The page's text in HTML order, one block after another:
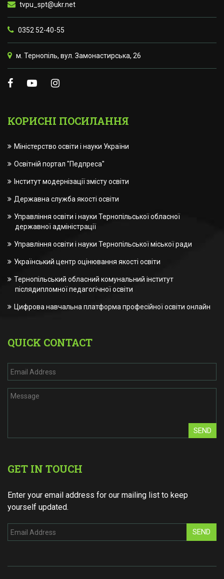
tvpu_spt@ukr.net
0352 52-40-55
м. Тернопіль, вул. Замонастирська, 26
КОРИСНІ ПОСИЛАННЯ
Міністерство освіти і науки України
Освітній портал "Педпреса"
Інститут модернізації змісту освіти
Державна служба якості освіти
Управління освіти і науки Тернопільської обласної
державної адміністрації
Управління освіти і науки Тернопільської міської ради
Український центр оцінювання якості освіти
Тернопільський обласний комунальний інститут
післядипломної педагогічної освіти
Цифрова навчальна платформа професійної освіти онлайн
QUICK CONTACT
SEND
GET IN TOUCH
Enter your email address for our mailing list to keep
yourself updated.
SEND